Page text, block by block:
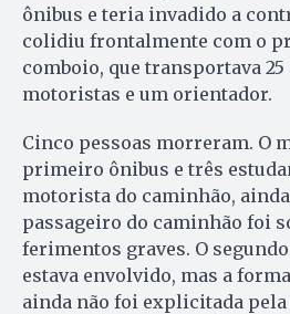
ônibus e teria invadido a
colidiu frontalmente com o
comboio, que transportava
motoristas e um orientador.
Cinco pessoas morreram. O
primeiro ônibus e três
motorista do caminhão,
passageiro do caminhão foi
ferimentos graves. O
estava envolvido, mas a
ainda não foi explicitada pela